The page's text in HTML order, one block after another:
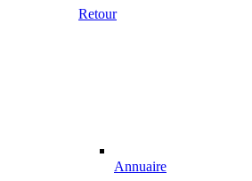
Retour
Annuaire